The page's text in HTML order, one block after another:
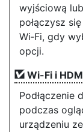
wyjściową
połączysz
Wi‑Fi, gdy
opcji.
Wi-Fi i
Podłączenie
podczas
urządzeniu